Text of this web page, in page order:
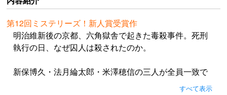
第12回ミステリーズ！新人賞受賞作
明治維新後の京都、六角獄舎で起きた毒殺事件。死刑
執行の日、なぜ囚人は殺されたのか。
新保博久・法月綸太郎・米澤穂信の三人が全員一致で
すべて表示